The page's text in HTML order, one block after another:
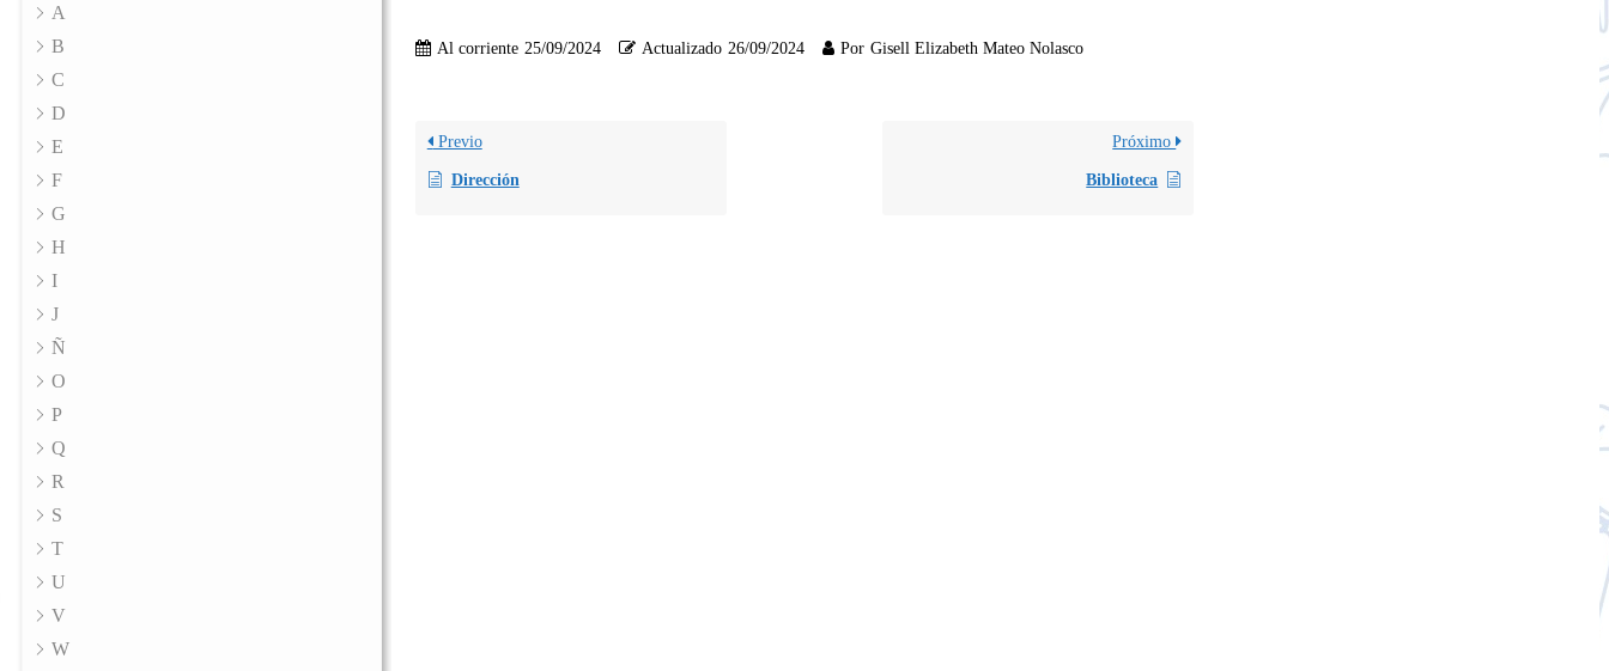
A
B
C
D
E
F
G
H
I
J
Ñ
O
P
Q
R
S
T
U
V
W
Al corriente 25/09/2024 Actualizado 26/09/2024 Por Gisell Elizabeth Mateo Nolasco
Previo
Dirección
Próximo
Biblioteca